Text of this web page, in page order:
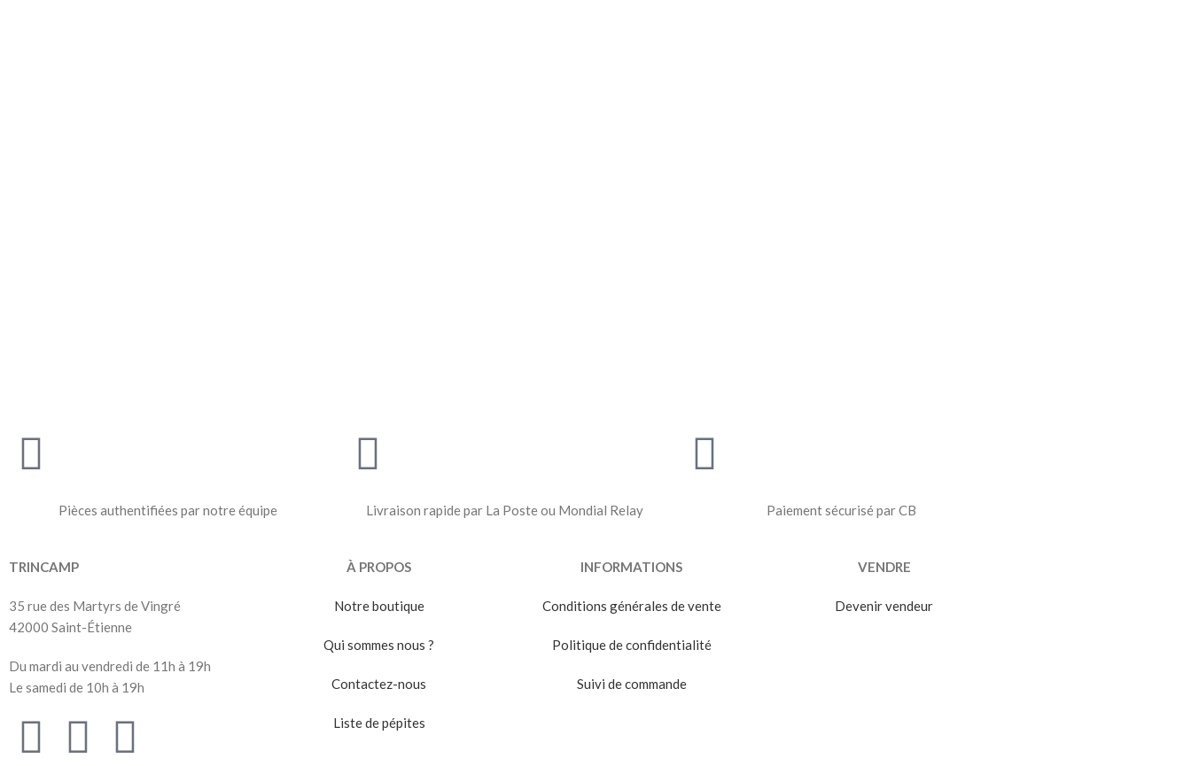
Pièces authentifiées par notre équipe Livraison rapide par La Poste ou Mondial Relay Paiement sécurisé par CB
TRINCAMP
35 rue des Martyrs de Vingré
42000 Saint-Étienne
Du mardi au vendredi de 11h à 19h
Le samedi de 10h à 19h
À PROPOS
Notre boutique
Qui sommes nous ?
Contactez-nous
Liste de pépites
INFORMATIONS
Conditions générales de vente
Politique de confidentialité
Suivi de commande
VENDRE
Devenir vendeur